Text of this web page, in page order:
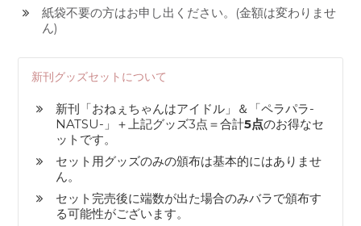
紙袋不要の方はお申し出ください。(金額は変わりませ
ん)
新刊グッズセットについて
新刊「おねぇちゃんはアイドル」＆「ペラパラ-
NATSU-」＋上記グッズ3点＝合計5点のお得なセ
ットです。
セット用グッズのみの頒布は基本的にはありませ
ん。
セット完売後に端数が出た場合のみバラで頒布す
る可能性がございます。